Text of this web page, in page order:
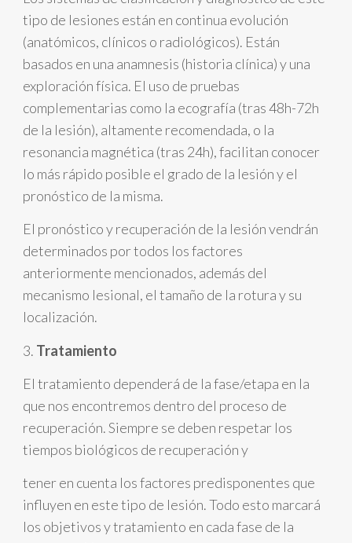
tipo de lesiones están en continua evolución
(anatómicos, clínicos o radiológicos). Están
basados en una anamnesis (historia clínica) y una
exploración física. El uso de pruebas
complementarias como la ecografía (tras 48h-72h
de la lesión), altamente recomendada, o la
resonancia magnética (tras 24h), facilitan conocer
lo más rápido posible el grado de la lesión y el
pronóstico de la misma.
El pronóstico y recuperación de la lesión vendrán
determinados por todos los factores
anteriormente mencionados, además del
mecanismo lesional, el tamaño de la rotura y su
localización.
3. Tratamiento
El tratamiento dependerá de la fase/etapa en la
que nos encontremos dentro del proceso de
recuperación. Siempre se deben respetar los
tiempos biológicos de recuperación y
tener en cuenta los factores predisponentes que
influyen en este tipo de lesión. Todo esto marcará
los objetivos y tratamiento en cada fase de la